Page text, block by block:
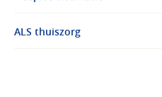
ALS thuiszorg